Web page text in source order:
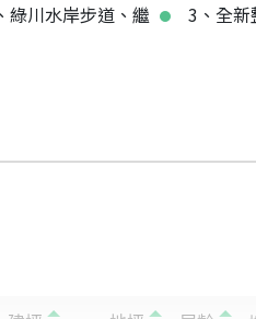
綠川水岸步道、繼
3、全新